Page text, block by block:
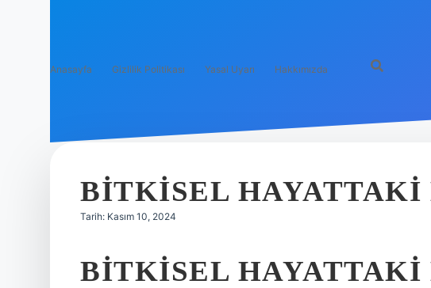
Anasayfa Gizlilik Politikası Yasal Uyarı Hakkımızda
BITKISEL
Tarih: Kasım 10, 2024
BITKISEL HAYATTAKI